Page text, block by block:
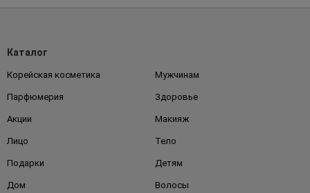
Каталог
Корейская косметика Мужчинам
Парфюмерия Здоровье
Акции Макияж
Лицо Тело
Подарки Детям
Дом Волосы